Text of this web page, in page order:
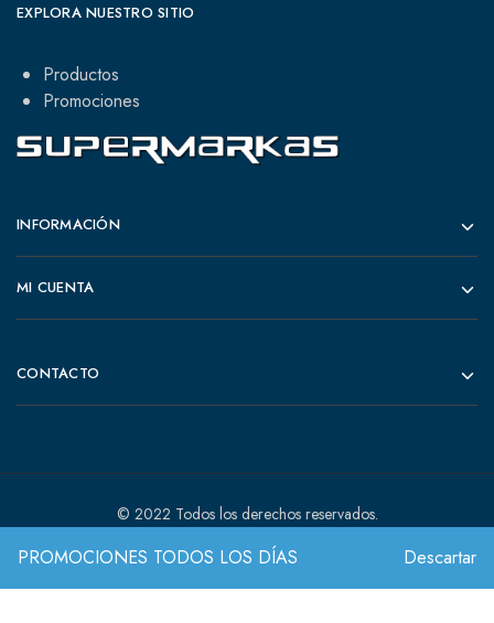
PROMOCIONES TODOS LOS DÍAS Descartar
EXPLORA NUESTRO SITIO
Productos
Promociones
INFORMACIÓN
MI CUENTA
CONTACTO
© 2022 Todos los derechos reservados.